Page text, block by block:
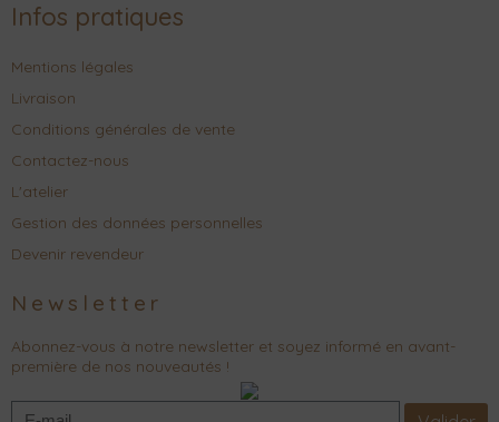
Infos pratiques
Mentions légales
Livraison
Conditions générales de vente
Contactez-nous
L'atelier
Gestion des données personnelles
Devenir revendeur
Newsletter
Abonnez-vous à notre newsletter et soyez informé en avant-
première de nos nouveautés !